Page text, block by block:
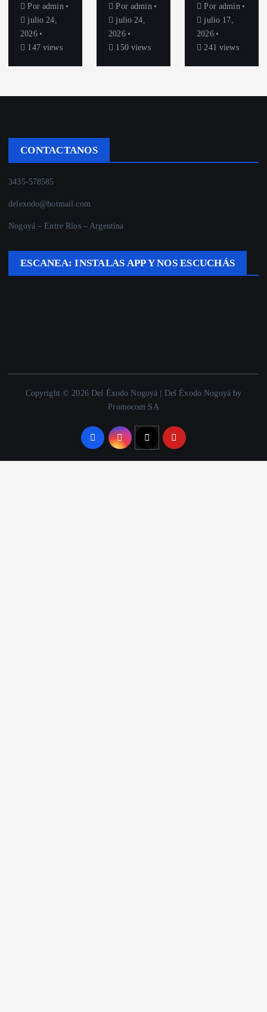
Por admin
julio 24,
2026
147 views
Por admin
julio 24,
2026
150 views
Por admin
julio 17,
2026
241 views
CONTACTANOS
3435-578585
delexodo@hotmail.com
Nogoyá – Entre Ríos – Argentina
ESCANEA: INSTALAS APP Y NOS ESCUCHÁS
Copyright © 2026 Del Éxodo Nogoyá | Del Éxodo Nogoyá by
Promocom SA